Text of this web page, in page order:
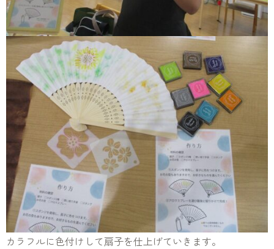
カラフルに色付けして扇子を仕上げていきます。